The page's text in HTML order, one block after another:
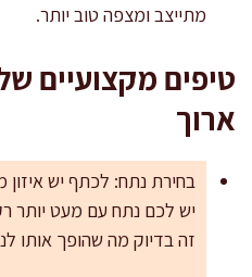
מתייצב ומצפה טוב יותר.
טיפים מקצועיים
ארוך
בחירת נתח: לכתף יש איזון
יש לכם נתח עם מעט יותר
זה בדיוק מה שהופך אותו